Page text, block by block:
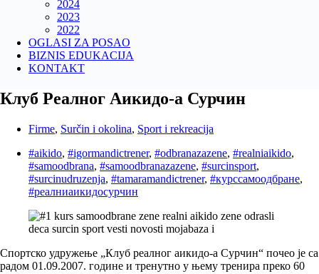
2024
2023
2022
OGLASI ZA POSAO
BIZNIS EDUKACIJA
KONTAKT
Клуб Реалног Аикидо-а Сурчин
Firme, Surčin i okolina, Sport i rekreacija
#aikido, #igormandictrener, #odbranazazene, #realniaikido,
#samoodbrana, #samoodbranazazene, #surcinsport,
#surcinudruzenja, #tamaramandictrener, #курссамоодбране,
#реалниаикидосурчин
Спортско удружење „Клуб реалног аикидо-а Сурчин“ почео је са
радом 01.09.2007. године и тренутно у њему тренира преко 60